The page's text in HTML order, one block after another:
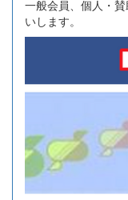
一般会員、個人・
いします。